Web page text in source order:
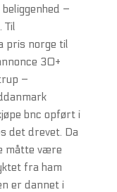
–
Til
pris norge til
30+
–
bnc opført i
det drevet. Da
måtte være
fra ham
er dannet i